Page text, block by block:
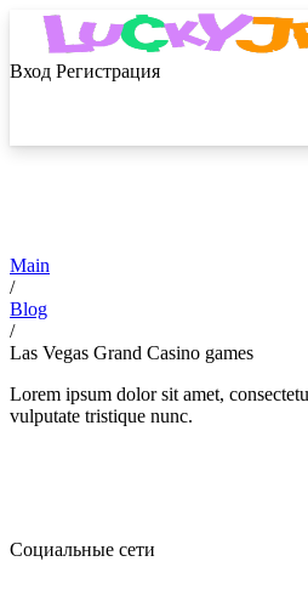
Вход Регистрация
Main
/
Blog
/
Las Vegas Grand Casino games
Lorem ipsum dolor sit amet,
vulputate tristique nunc.
Социальные сети